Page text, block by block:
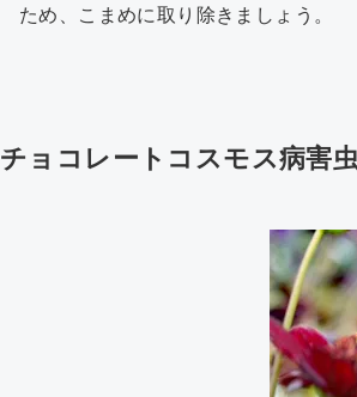
ため、こまめに取り除きましょう。
チョコレートコスモス病害